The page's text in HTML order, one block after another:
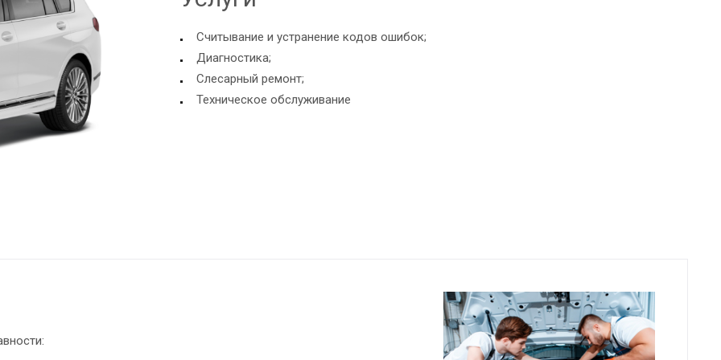
Считывание и устранение кодов ошибок;
Диагностика;
Слесарный ремонт;
Техническое обслуживание